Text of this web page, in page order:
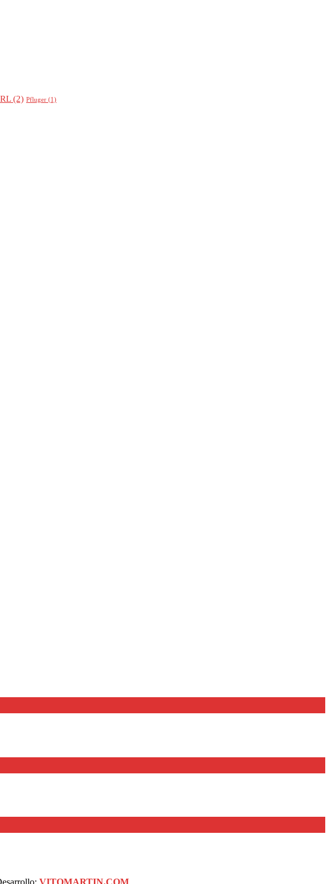
(2) Pfluger (1)
VITOMARTIN.COM